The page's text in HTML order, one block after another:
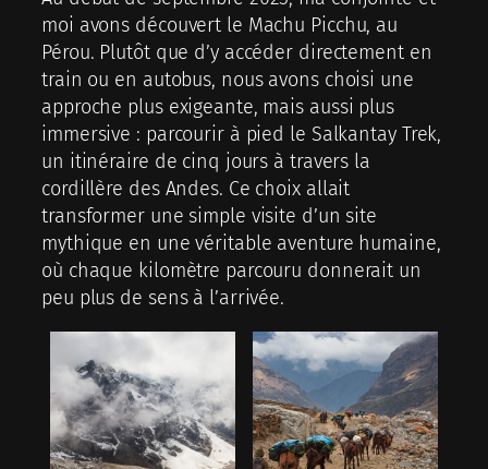
moi avons découvert le Machu Picchu, au
Pérou. Plutôt que d’y accéder directement en
train ou en autobus, nous avons choisi une
approche plus exigeante, mais aussi plus
immersive : parcourir à pied le Salkantay Trek,
un itinéraire de cinq jours à travers la
cordillère des Andes. Ce choix allait
transformer une simple visite d’un site
mythique en une véritable aventure humaine,
où chaque kilomètre parcouru donnerait un
peu plus de sens à l’arrivée.